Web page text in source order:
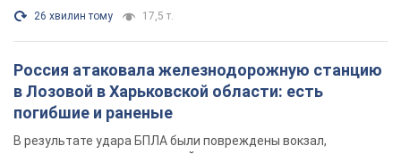
26 хвилин тому 17,5 т.
Россия атаковала железнодорожную станцию
в Лозовой в Харьковской области: есть
погибшие и раненые
В результате удара БПЛА были повреждены вокзал,